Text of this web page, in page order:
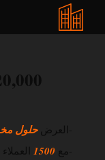
-العرض حلول
-مع 1500العملاء